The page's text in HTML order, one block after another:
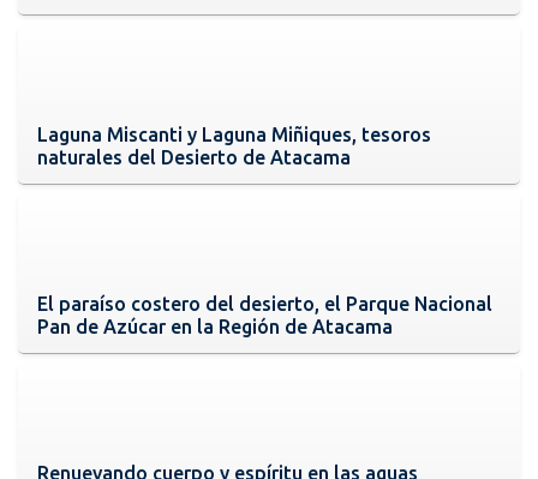
Laguna Miscanti y Laguna Miñiques, tesoros
naturales del Desierto de Atacama
El paraíso costero del desierto, el Parque Nacional
Pan de Azúcar en la Región de Atacama
Renuevando cuerpo y espíritu en las aguas